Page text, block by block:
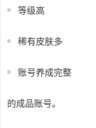
等级高
稀有皮肤多
账号养成完整
的成品账号。